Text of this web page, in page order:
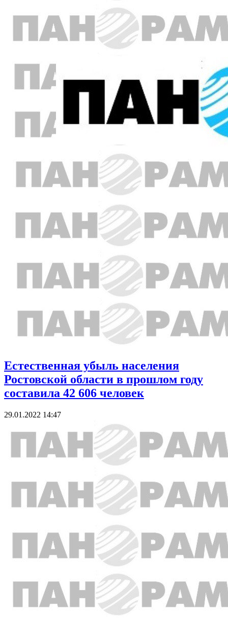
Естественная убыль населения
Ростовской области в прошлом году
составила 42 606 человек
29.01.2022 14:47